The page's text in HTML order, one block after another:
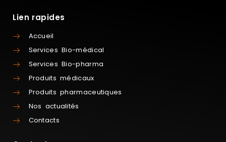
Lien rapides
Accueil
Services Bio-médical
Services Bio-pharma
Produits médicaux
Produits pharmaceutiques
Nos actualités
Contacts